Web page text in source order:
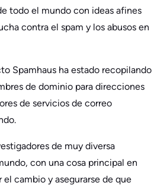
todo el mundo con ideas afines
contra el spam y los abusos en
Spamhaus ha estado recopilando
de dominio para direcciones
de servicios de correo
de muy diversa
con una cosa principal en
cambio y asegurarse de que